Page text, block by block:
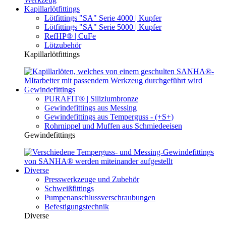
Kapillarlötfittings
Lötfittings "SA" Serie 4000 | Kupfer
Lötfittings "SA" Serie 5000 | Kupfer
RefHP® | CuFe
Lötzubehör
Kapillarlötfittings
Gewindefittings
PURAFIT® | Siliziumbronze
Gewindefittings aus Messing
Gewindefittings aus Temperguss - (+S+)
Rohrnippel und Muffen aus Schmiedeeisen
Gewindefittings
Diverse
Presswerkzeuge und Zubehör
Schweißfittings
Pumpenanschlussverschraubungen
Befestigungstechnik
Diverse